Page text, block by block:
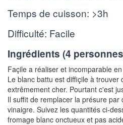
Temps de cuisson: >3h
Difficulté: Facile
Ingrédients (4 personnes
Façile a réaliser et incomparable
Le blanc battu est diffiçile à
extrêmement cher. Pourtant c'est
Il suffit de remplacer la présure par
vinaigre. Suivez les quantités ci-
fromage blanc onctueux et pas